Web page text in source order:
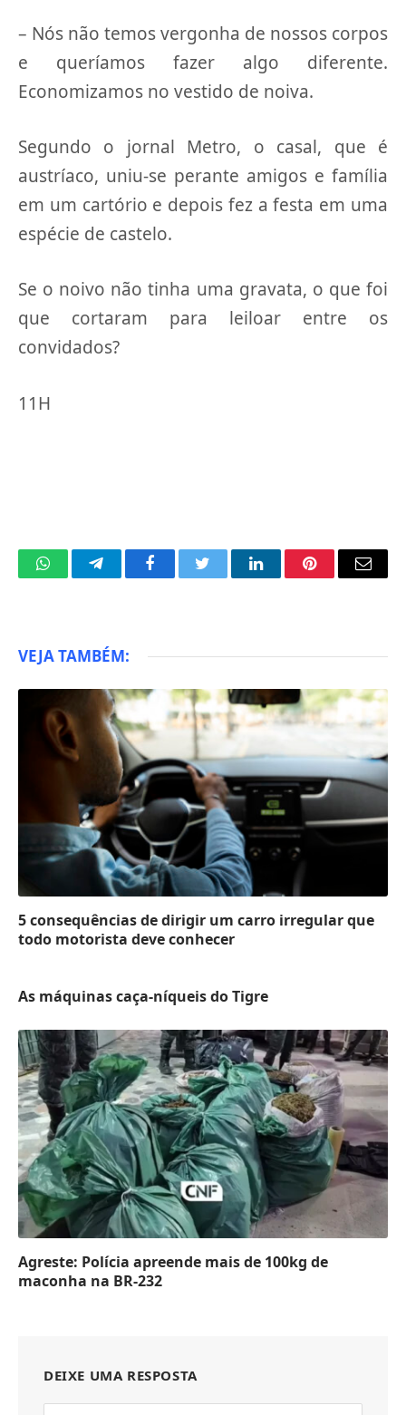
– Nós não temos vergonha de nossos corpos
e queríamos fazer algo diferente.
Economizamos no vestido de noiva.
Segundo o jornal Metro, o casal, que é
austríaco, uniu-se perante amigos e família
em um cartório e depois fez a festa em uma
espécie de castelo.
Se o noivo não tinha uma gravata, o que foi
que cortaram para leiloar entre os
convidados?
11H
WhatsAppTelegramFacebookTwitter LinkedInPinterestEmail
VEJA TAMBÉM:
5 consequências de dirigir um carro irregular que
todo motorista deve conhecer
As máquinas caça-níqueis do Tigre
Agreste: Polícia apreende mais de 100kg de
maconha na BR-232
DEIXE UMA RESPOSTA